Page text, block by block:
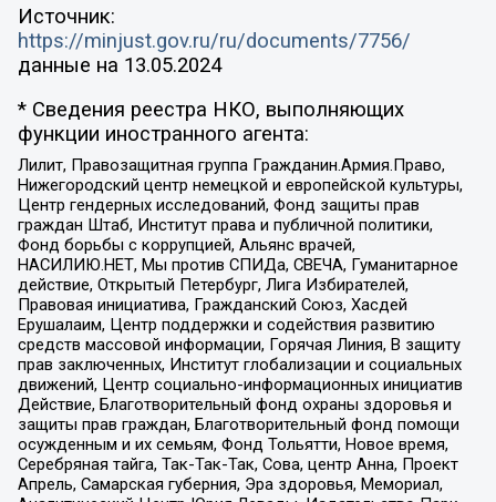
Источник:
https://minjust.gov.ru/ru/documents/7756/
данные на 13.05.2024
* Сведения реестра НКО, выполняющих
функции иностранного агента:
Лилит, Правозащитная группа Гражданин.Армия.Право,
Нижегородский центр немецкой и европейской культуры,
Центр гендерных исследований, Фонд защиты прав
граждан Штаб, Институт права и публичной политики,
Фонд борьбы с коррупцией, Альянс врачей,
НАСИЛИЮ.НЕТ, Мы против СПИДа, СВЕЧА, Гуманитарное
действие, Открытый Петербург, Лига Избирателей,
Правовая инициатива, Гражданский Союз, Хасдей
Ерушалаим, Центр поддержки и содействия развитию
средств массовой информации, Горячая Линия, В защиту
прав заключенных, Институт глобализации и социальных
движений, Центр социально-информационных инициатив
Действие, Благотворительный фонд охраны здоровья и
защиты прав граждан, Благотворительный фонд помощи
осужденным и их семьям, Фонд Тольятти, Новое время,
Серебряная тайга, Так-Так-Так, Сова, центр Анна, Проект
Апрель, Самарская губерния, Эра здоровья, Мемориал,